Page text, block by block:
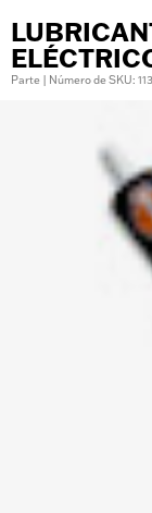
Parte | Número de SKU: